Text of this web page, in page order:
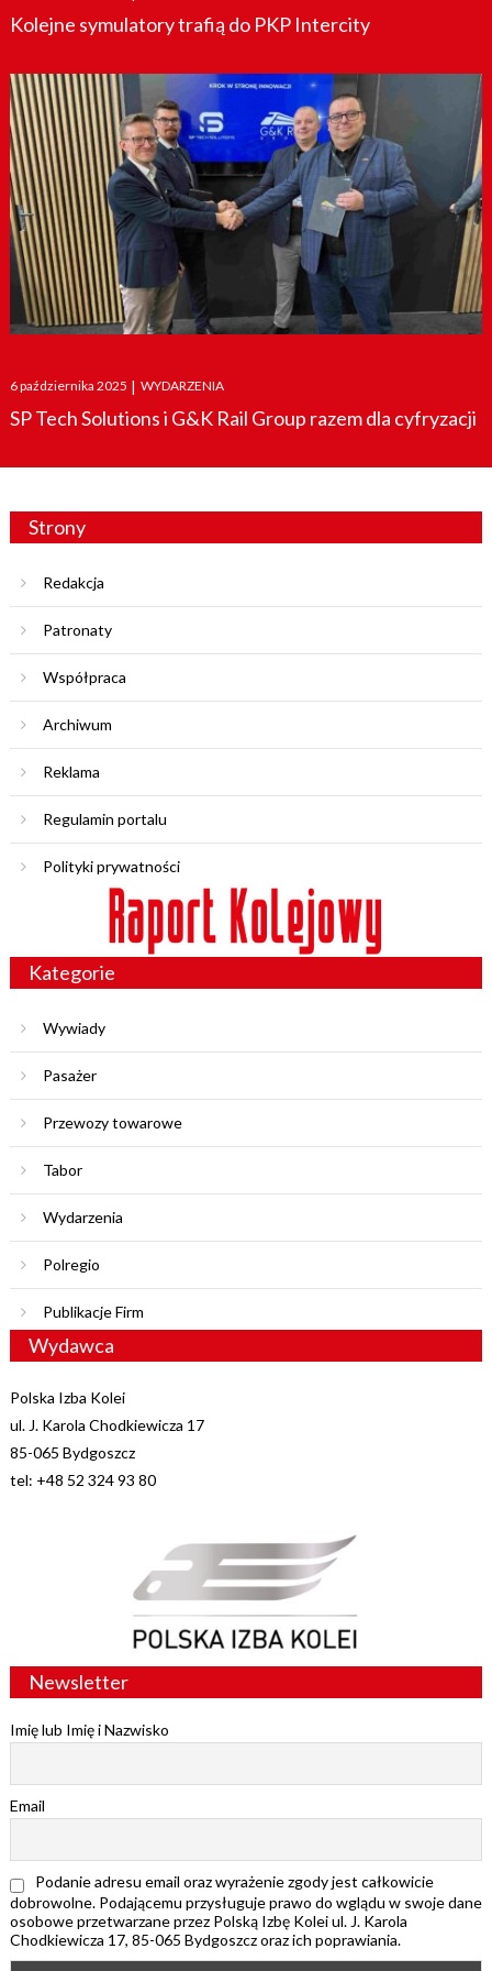
Kolejne symulatory trafią do PKP Intercity
Posted
on
6 października 2025 | WYDARZENIA
SP Tech Solutions i G&K Rail Group razem dla cyfryzacji
Strony
Redakcja
Patronaty
Współpraca
Archiwum
Reklama
Regulamin portalu
Polityki prywatności
Kategorie
Wywiady
Pasażer
Przewozy towarowe
Tabor
Wydarzenia
Polregio
Publikacje Firm
Wydawca
Polska Izba Kolei
ul. J. Karola Chodkiewicza 17
85-065 Bydgoszcz
tel: +48 52 324 93 80
Newsletter
Imię lub Imię i Nazwisko
Email
Podanie adresu email oraz wyrażenie zgody jest całkowicie
dobrowolne. Podającemu przysługuje prawo do wglądu w swoje dane
osobowe przetwarzane przez Polską Izbę Kolei ul. J. Karola
Chodkiewicza 17, 85-065 Bydgoszcz oraz ich poprawiania.